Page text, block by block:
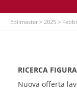
Edilmaster > 2025 >
RICERCA
Nuova offerta